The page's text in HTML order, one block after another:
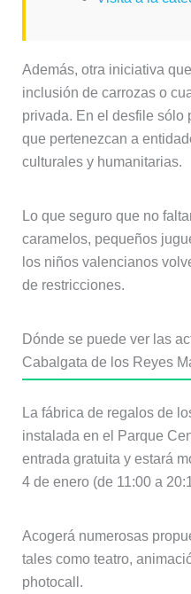
Además, otra iniciativa
inclusión de carrozas o
privada. En el desfile sólo
que pertenezcan a
culturales y humanitarias.
Lo que seguro que no
caramelos, pequeños
los niños valencianos
de restricciones.
Dónde se puede ver las
Cabalgata de los Reyes
La fábrica de regalos de
instalada en el Parque
entrada gratuita y estará
4 de enero (de 11:00 a
Acogerá numerosas
tales como teatro,
photocall.